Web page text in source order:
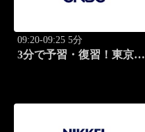
09:20-09:25 5分
3分で予習・復習！東京市